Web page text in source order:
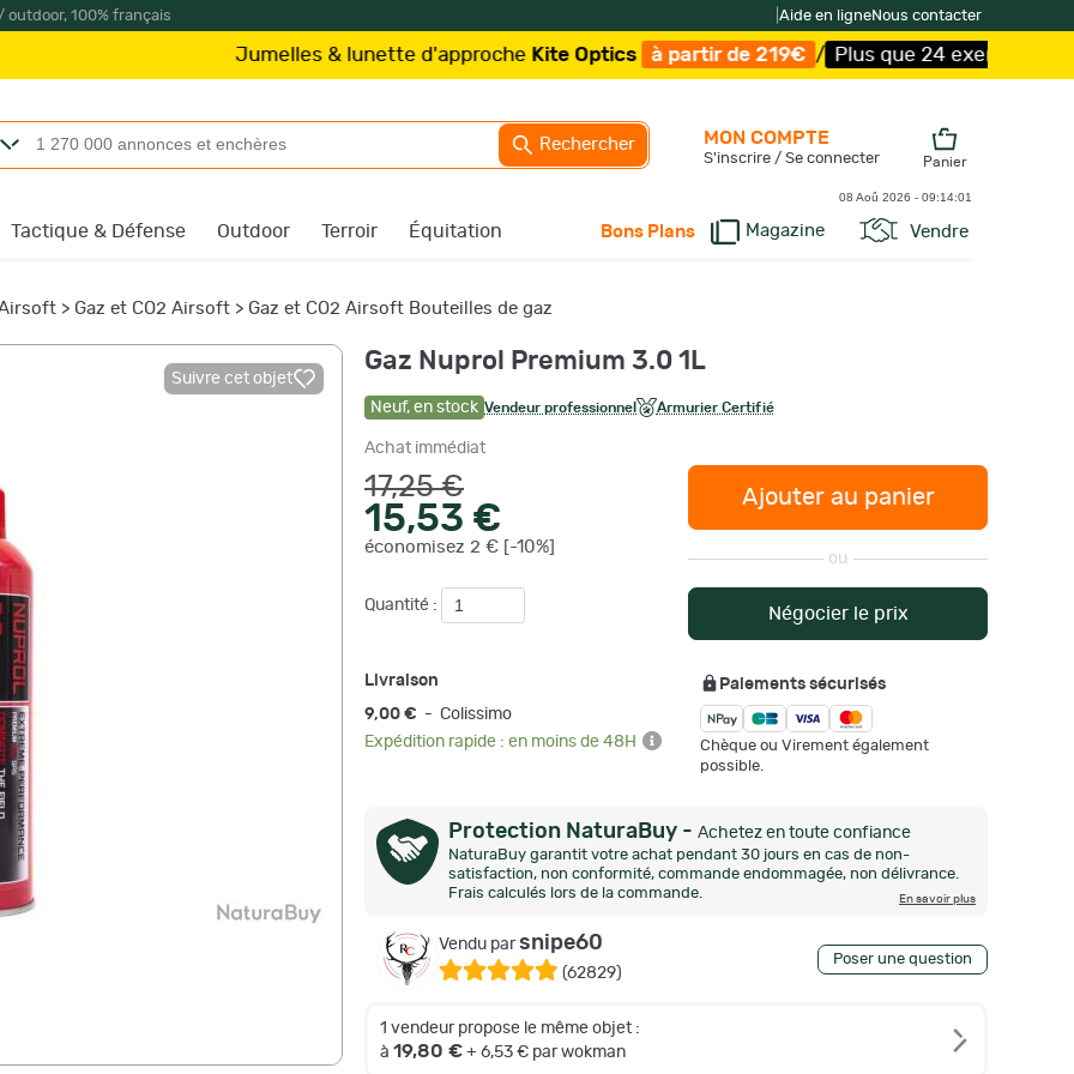
100% français Aide en ligneNous contacter
Jumelles & lunette d'approcheKite Optics à partir de 219€ / Plus que 24 exemplaires ! /
Rechercher
Tactique & Défense Outdoor Terroir Équitation Bons Plans Magazine Vendre
MON COMPTE
S'inscrire / Se connecter Panier
08 Aoû 2026 - 09:14:02
> Gaz et CO2 Airsoft > Gaz et CO2 Airsoft Bouteilles de gaz
Suivre cet objet
Gaz Nuprol Premium 3.0 1L
Neuf, en stock Vendeur professionnel Armurier Certifié
Achat immédiat
17,25 €
15,53 €
économisez 2 € [-10%]
Quantité :
Ajouter au panier
ou
Négocier le prix
Livraison
9,00 € - Colissimo
Expédition rapide : en moins de 48H
Paiements sécurisés
Chèque ou Virement également
possible.
Protection NaturaBuy - Achetez en toute confiance
NaturaBuy garantit votre achat pendant 30 jours en cas de non-
satisfaction, non conformité, commande endommagée, non délivrance.
Frais calculés lors de la commande.
En savoir plus
Vendu parsnipe60
(62829)
Poser une question
1 vendeur propose le même objet :
à 19,80 € + 6,53 € par wokman